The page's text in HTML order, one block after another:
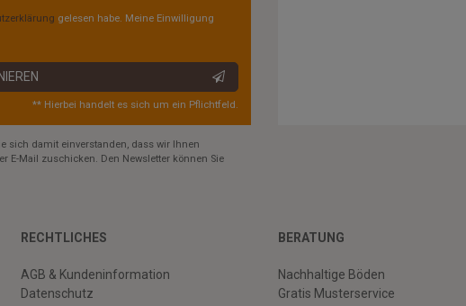
gelesen habe. Meine Einwilligung
** Hierbei handelt es sich um ein Pflichtfeld.
sich damit einverstanden, dass wir Ihnen
E-Mail zuschicken. Den Newsletter können Sie
RECHTLICHES
AGB & Kundeninformation
Datenschutz
BERATUNG
Nachhaltige Böden
Gratis Musterservice